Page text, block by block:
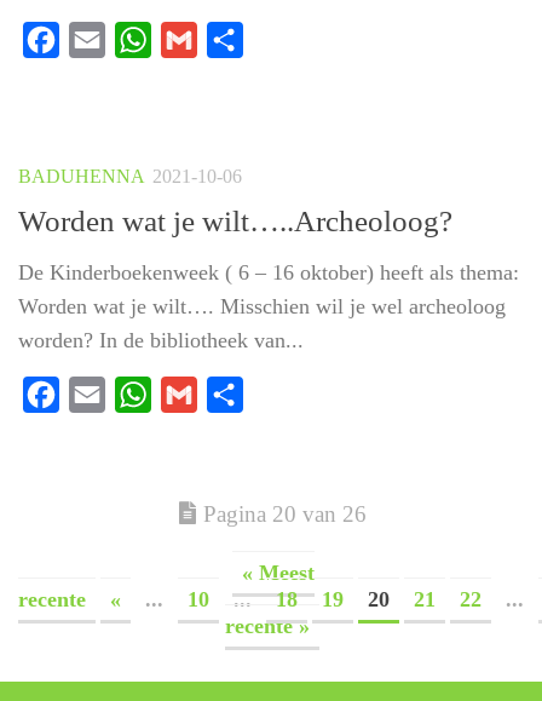
Facebook
Email WhatsApp
Gmail
BADUHENNA 2021-10-06
Worden wat je wilt…..Archeoloog?
De Kinderboekenweek ( 6 – 16 oktober) heeft als thema:
Worden wat je wilt…. Misschien wil je wel archeoloog
worden? In de bibliotheek van...
Facebook
Email WhatsApp
Gmail
Pagina 20 van 26
« Meest
recente
« ... 10 ... 18 19 20 21 22
...
recente »